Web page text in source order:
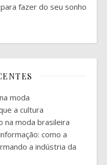
fazer do seu sonho
moda
a cultura
na moda brasileira
como a
a indústria da